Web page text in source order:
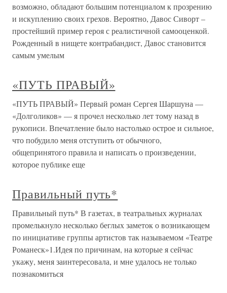
возможно, обладают большим потенциалом к прозрению
и искуплению своих грехов. Вероятно, Давос Сиворт –
простейший пример героя с реалистичной самооценкой.
Рожденный в нищете контрабандист, Давос становится
самым умелым
«ПУТЬ ПРАВЫЙ»
«ПУТЬ ПРАВЫЙ» Первый роман Сергея Шаршуна —
«Долголиков» — я прочел несколько лет тому назад в
рукописи. Впечатление было настолько острое и сильное,
что побудило меня отступить от обычного,
общепринятого правила и написать о произведении,
которое публике еще
Правильный путь*
Правильный путь* В газетах, в театральных журналах
промелькнуло несколько беглых заметок о возникающем
по инициативе группы артистов так называемом «Театре
Романеск»1.Идея по причинам, на которые я сейчас
укажу, меня заинтересовала, и мне удалось не только
познакомиться